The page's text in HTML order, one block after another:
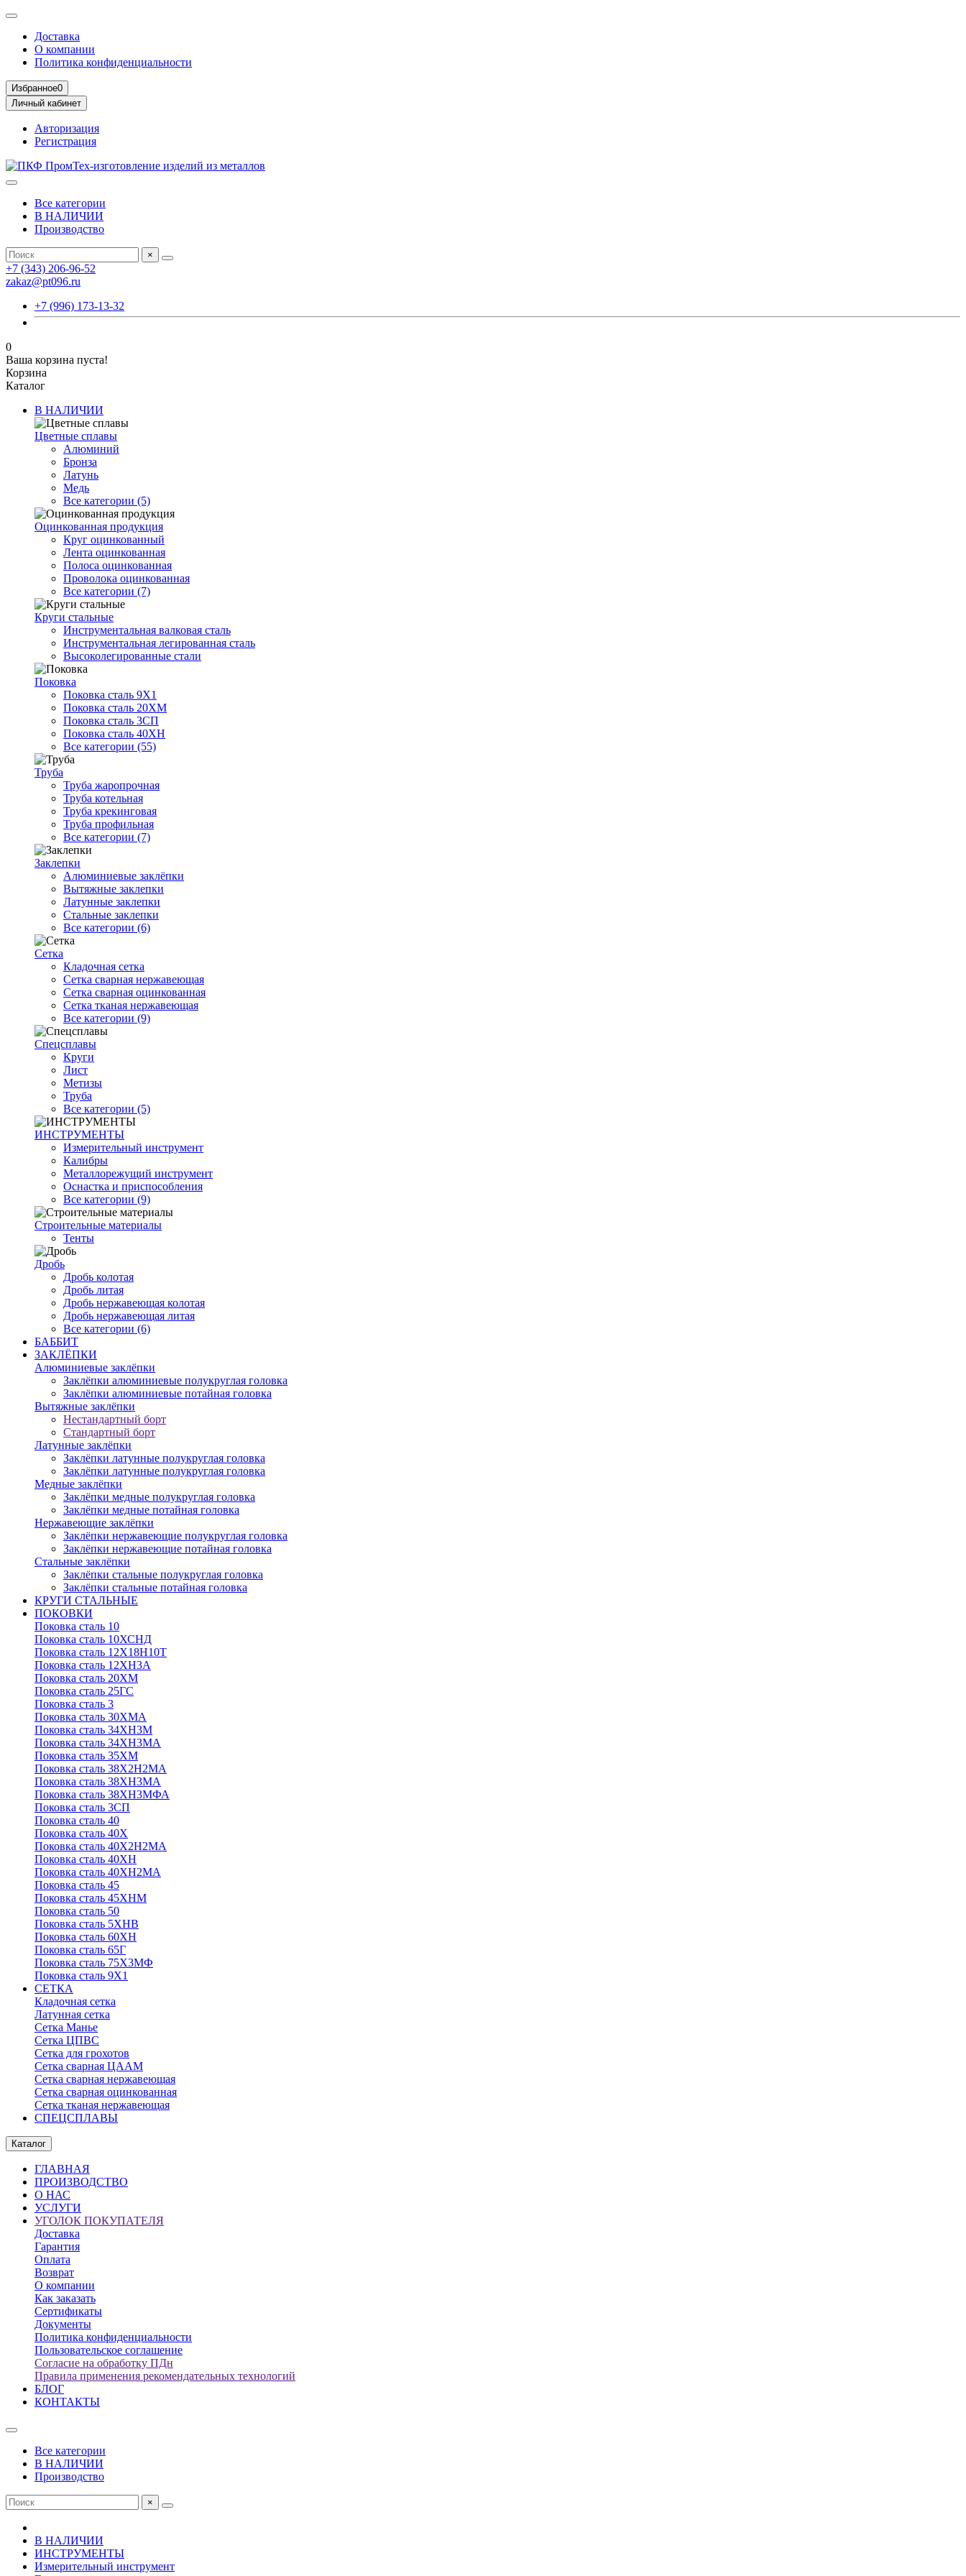
Доставка
О компании
Политика конфиденциальности
Избранное0
Личный кабинет
Авторизация
Регистрация
Все категории
В НАЛИЧИИ
Производство
×
+7 (343) 206-96-52
zakaz@pt096.ru
+7 (996) 173-13-32
0
Ваша корзина пуста!
Корзина
Каталог
В НАЛИЧИИ
Цветные сплавы
Алюминий
Бронза
Латунь
Медь
Все категории (5)
Оцинкованная продукция
Круг оцинкованный
Лента оцинкованная
Полоса оцинкованная
Проволока оцинкованная
Все категории (7)
Круги стальные
Инструментальная валковая сталь
Инструментальная легированная сталь
Высоколегированные стали
Поковка
Поковка сталь 9Х1
Поковка сталь 20ХМ
Поковка сталь 3СП
Поковка сталь 40ХН
Все категории (55)
Труба
Труба жаропрочная
Труба котельная
Труба крекинговая
Труба профильная
Все категории (7)
Заклепки
Алюминиевые заклёпки
Вытяжные заклепки
Латунные заклепки
Стальные заклепки
Все категории (6)
Сетка
Кладочная сетка
Сетка сварная нержавеющая
Сетка сварная оцинкованная
Сетка тканая нержавеющая
Все категории (9)
Спецсплавы
Круги
Лист
Метизы
Труба
Все категории (5)
ИНСТРУМЕНТЫ
Измерительный инструмент
Калибры
Металлорежущий инструмент
Оснастка и приспособления
Все категории (9)
Строительные материалы
Тенты
Дробь
Дробь колотая
Дробь литая
Дробь нержавеющая колотая
Дробь нержавеющая литая
Все категории (6)
БАББИТ
ЗАКЛЁПКИ
Алюминиевые заклёпки
Заклёпки алюминиевые полукруглая головка
Заклёпки алюминиевые потайная головка
Вытяжные заклёпки
Нестандартный борт
Стандартный борт
Латунные заклёпки
Заклёпки латунные полукруглая головка
Заклёпки латунные полукруглая головка
Медные заклёпки
Заклёпки медные полукруглая головка
Заклёпки медные потайная головка
Нержавеющие заклёпки
Заклёпки нержавеющие полукруглая головка
Заклёпки нержавеющие потайная головка
Стальные заклёпки
Заклёпки стальные полукруглая головка
Заклёпки стальные потайная головка
КРУГИ СТАЛЬНЫЕ
ПОКОВКИ
Поковка сталь 10
Поковка сталь 10ХСНД
Поковка сталь 12Х18Н10Т
Поковка сталь 12ХН3А
Поковка сталь 20ХМ
Поковка сталь 25ГС
Поковка сталь 3
Поковка сталь 30ХМА
Поковка сталь 34ХН3М
Поковка сталь 34ХН3МА
Поковка сталь 35ХМ
Поковка сталь 38Х2Н2МА
Поковка сталь 38ХН3МА
Поковка сталь 38ХН3МФА
Поковка сталь 3СП
Поковка сталь 40
Поковка сталь 40Х
Поковка сталь 40Х2Н2МА
Поковка сталь 40ХН
Поковка сталь 40ХН2МА
Поковка сталь 45
Поковка сталь 45ХНМ
Поковка сталь 50
Поковка сталь 5ХНВ
Поковка сталь 60ХН
Поковка сталь 65Г
Поковка сталь 75Х3МФ
Поковка сталь 9Х1
СЕТКА
Кладочная сетка
Латунная сетка
Сетка Манье
Сетка ЦПВС
Сетка для грохотов
Сетка сварная ЦААМ
Сетка сварная нержавеющая
Сетка сварная оцинкованная
Сетка тканая нержавеющая
СПЕЦСПЛАВЫ
Каталог
ГЛАВНАЯ
ПРОИЗВОДСТВО
О НАС
УСЛУГИ
УГОЛОК ПОКУПАТЕЛЯ
Доставка
Гарантия
Оплата
Возврат
О компании
Как заказать
Сертификаты
Документы
Политика конфиденциальности
Пользовательское соглашение
Согласие на обработку ПДн
Правила применения рекомендательных технологий
БЛОГ
КОНТАКТЫ
Все категории
В НАЛИЧИИ
Производство
×
В НАЛИЧИИ
ИНСТРУМЕНТЫ
Измерительный инструмент